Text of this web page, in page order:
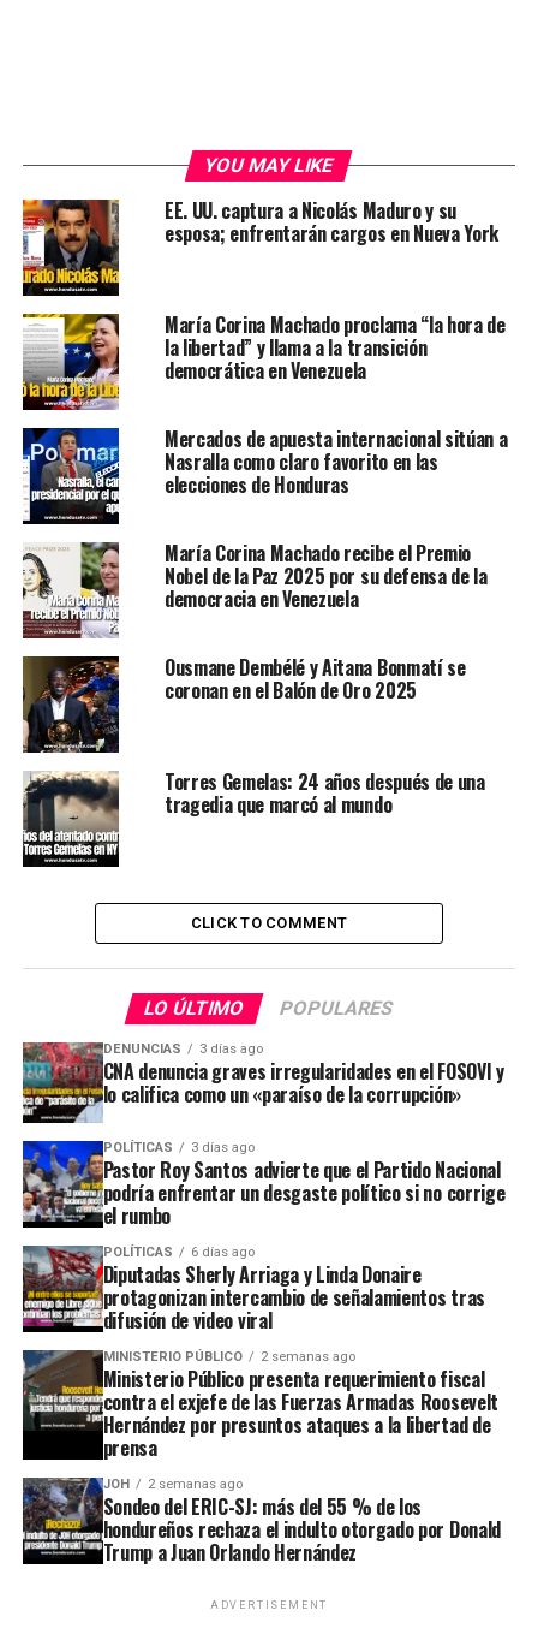
YOU MAY LIKE
EE. UU. captura a Nicolás Maduro y su
esposa; enfrentarán cargos en Nueva York
María Corina Machado proclama “la hora de
la libertad” y llama a la transición
democrática en Venezuela
Mercados de apuesta internacional sitúan a
Nasralla como claro favorito en las
elecciones de Honduras
María Corina Machado recibe el Premio
Nobel de la Paz 2025 por su defensa de la
democracia en Venezuela
Ousmane Dembélé y Aitana Bonmatí se
coronan en el Balón de Oro 2025
Torres Gemelas: 24 años después de una
tragedia que marcó al mundo
CLICK TO COMMENT
LO ÚLTIMO POPULARES
DENUNCIAS 3 días ago
CNA denuncia graves irregularidades en el FOSOVI y
lo califica como un «paraíso de la corrupción»
POLÍTICAS 3 días ago
Pastor Roy Santos advierte que el Partido Nacional
podría enfrentar un desgaste político si no corrige
el rumbo
POLÍTICAS 6 días ago
Diputadas Sherly Arriaga y Linda Donaire
protagonizan intercambio de señalamientos tras
difusión de video viral
MINISTERIO PÚBLICO 2 semanas ago
Ministerio Público presenta requerimiento fiscal
contra el exjefe de las Fuerzas Armadas Roosevelt
Hernández por presuntos ataques a la libertad de
prensa
JOH 2 semanas ago
Sondeo del ERIC-SJ: más del 55 % de los
hondureños rechaza el indulto otorgado por Donald
Trump a Juan Orlando Hernández
ADVERTISEMENT